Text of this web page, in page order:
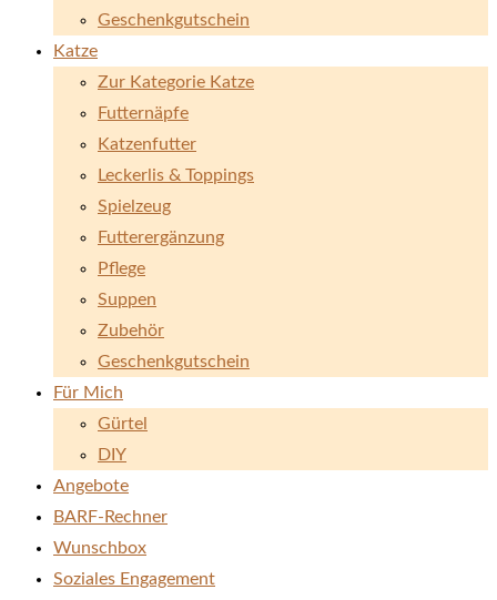
Geschenkgutschein
Katze
Zur Kategorie Katze
Futternäpfe
Katzenfutter
Leckerlis & Toppings
Spielzeug
Futterergänzung
Pflege
Suppen
Zubehör
Geschenkgutschein
Für Mich
Gürtel
DIY
Angebote
BARF-Rechner
Wunschbox
Soziales Engagement